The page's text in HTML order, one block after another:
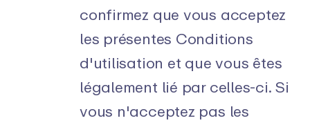
confirmez que vous acceptez
les présentes Conditions
d'utilisation et que vous êtes
légalement lié par celles-ci. Si
vous n'acceptez pas les